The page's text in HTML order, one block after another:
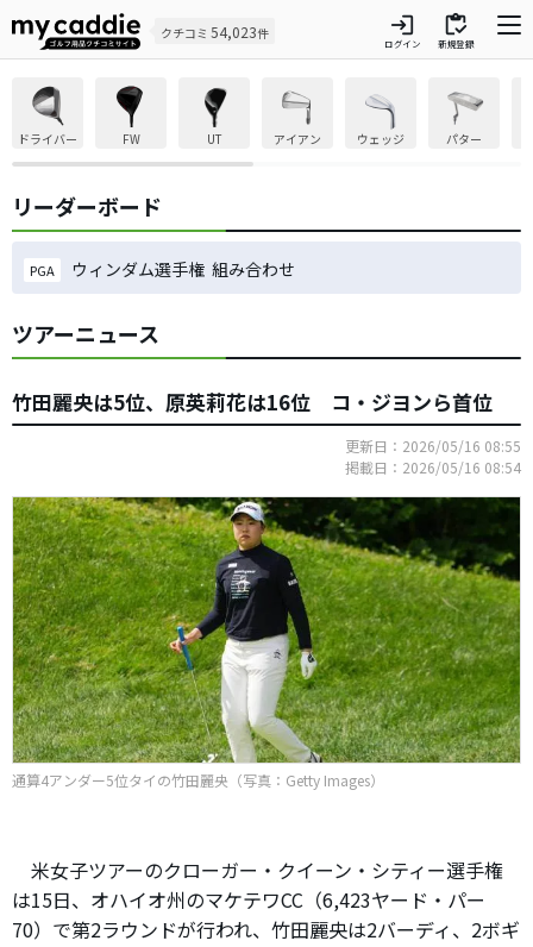
クチコミ 54,023件 login
ログイン
inventory
新規登録
ドライバー FW UT アイアン ウェッジ パター
リーダーボード
PGA ウィンダム選手権 組み合わせ
ツアーニュース
竹田麗央は5位、原英莉花は16位 コ・ジヨンら首位
更新日：2026/05/16 08:55
掲載日：2026/05/16 08:54
通算4アンダー5位タイの竹田麗央（写真：Getty Images）
米女子ツアーのクローガー・クイーン・シティー選手権
は15日、オハイオ州のマケテワCC（6,423ヤード・パー
70）で第2ラウンドが行われ、竹田麗央は2バーディ、2ボギ